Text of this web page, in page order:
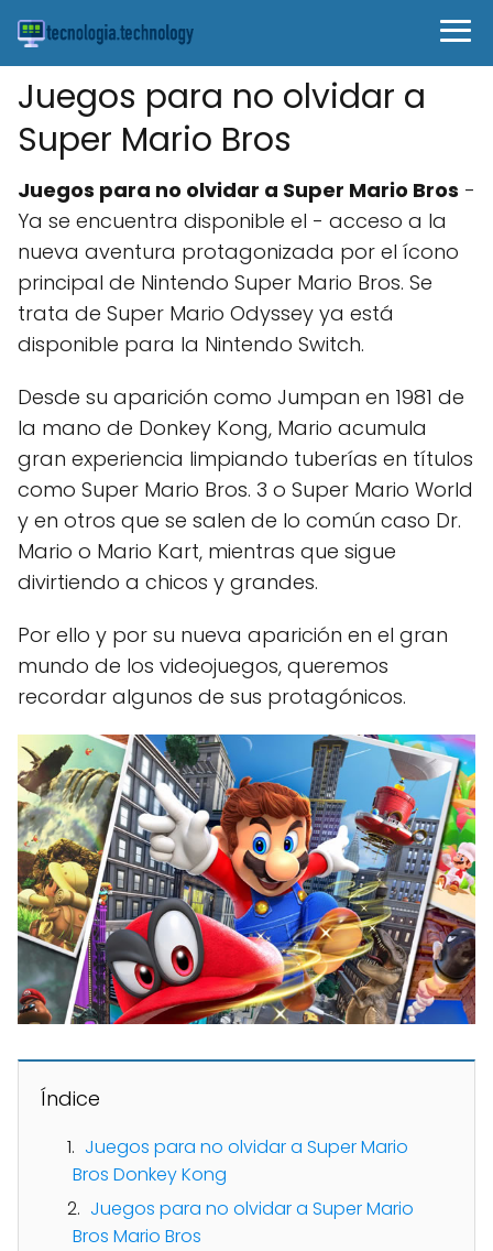
Juegos para no olvidar a
Super Mario Bros
Juegos para no olvidar a Super Mario Bros -
Ya se encuentra disponible el - acceso a la
nueva aventura protagonizada por el ícono
principal de Nintendo Super Mario Bros. Se
trata de Super Mario Odyssey ya está
disponible para la Nintendo Switch.
Desde su aparición como Jumpan en 1981 de
la mano de Donkey Kong, Mario acumula
gran experiencia limpiando tuberías en títulos
como Super Mario Bros. 3 o Super Mario World
y en otros que se salen de lo común caso Dr.
Mario o Mario Kart, mientras que sigue
divirtiendo a chicos y grandes.
Por ello y por su nueva aparición en el gran
mundo de los videojuegos, queremos
recordar algunos de sus protagónicos.
Índice
Juegos para no olvidar a Super Mario
Bros Donkey Kong
Juegos para no olvidar a Super Mario
Bros Mario Bros